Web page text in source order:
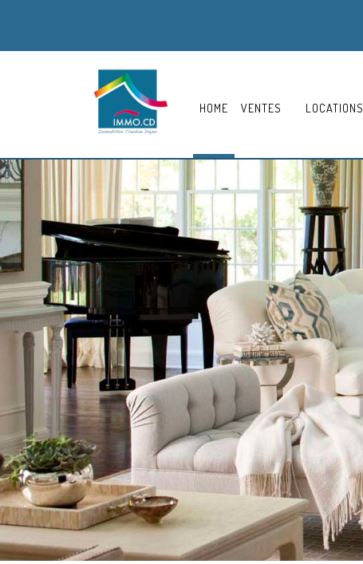
HOME VENTES LOCATIONS